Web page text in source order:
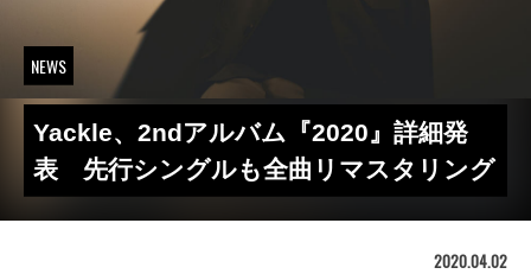
NEWS
Yackle、2ndアルバム『2020』詳細発
表 先行シングルも全曲リマスタリング
2020.04.02